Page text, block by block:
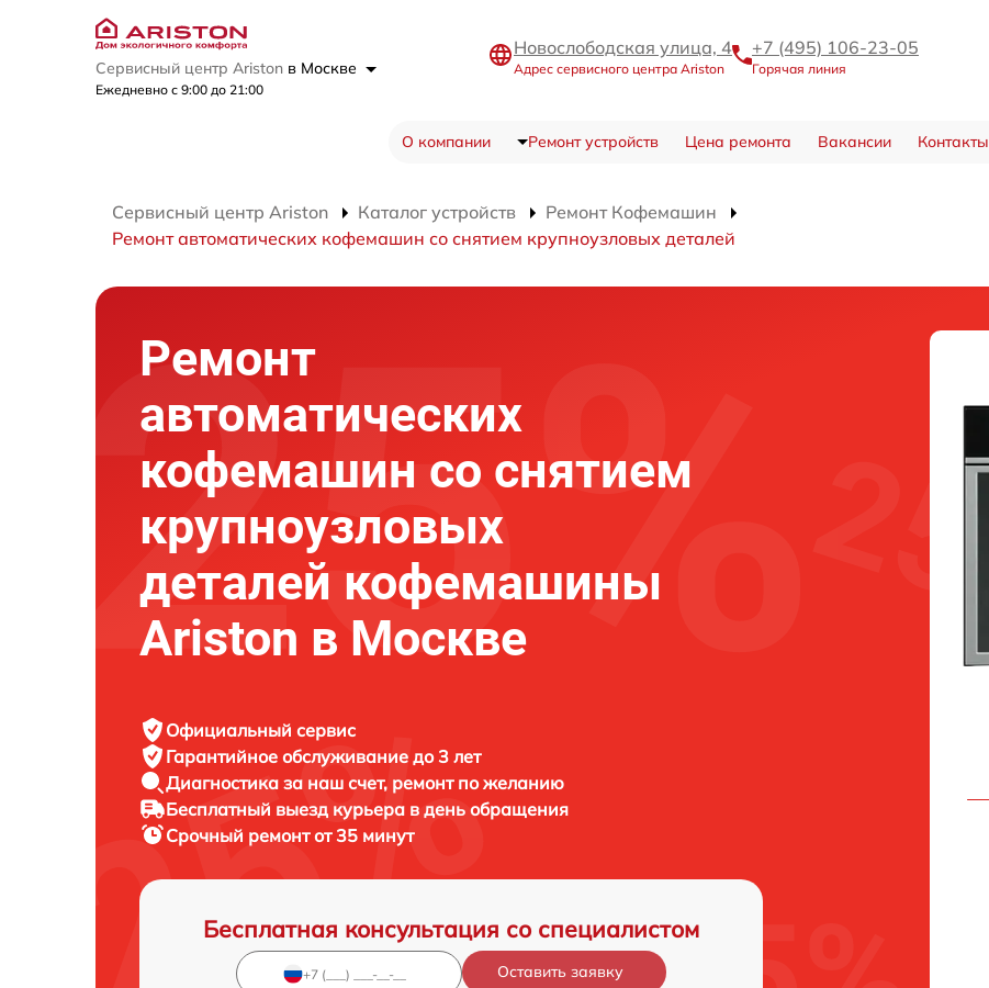
Сервисный центр Ariston в Москве
Ежедневно с 9:00 до 21:00
Новослободская улица, 4
Адрес сервисного центра Ariston
+7 (495) 106-23-05
Горячая линия
О компании Ремонт устройств Цена ремонта Вакансии Контакты
Сервисный центр Ariston Каталог устройств
Ремонт Кофемашин
Ремонт автоматических кофемашин со снятием крупноузловых деталей
Ремонт
автоматических
кофемашин со снятием
крупноузловых
деталей кофемашины
Ariston в Москве
Официальный сервис
Гарантийное обслуживание до 3 лет
Диагностика за наш счет, ремонт по желанию
Бесплатный выезд курьера в день обращения
Срочный ремонтот 35 минут
Бесплатная консультация со специалистом
Оставить заявку